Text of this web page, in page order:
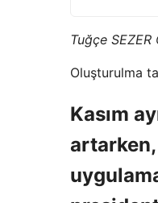
Tuğçe SEZER
Oluşturulma
Kasım